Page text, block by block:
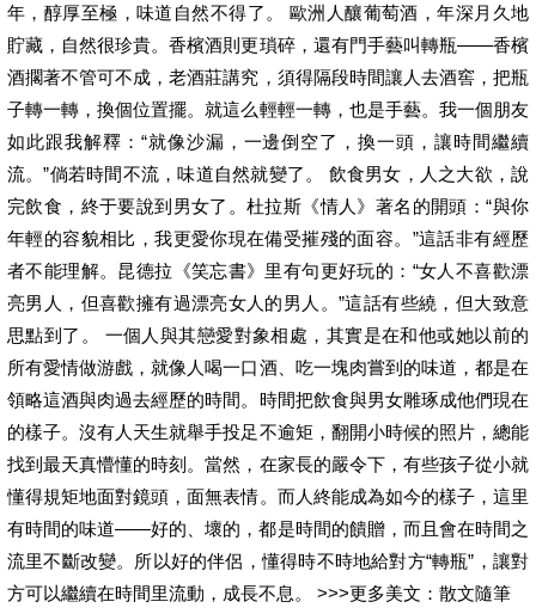
年，醇厚至極，味道自然不得了。 歐洲人釀葡萄酒，年深月久地
貯藏，自然很珍貴。香檳酒則更瑣碎，還有門手藝叫轉瓶——香檳
酒擱著不管可不成，老酒莊講究，須得隔段時間讓人去酒窖，把瓶
子轉一轉，換個位置擺。就這么輕輕一轉，也是手藝。我一個朋友
如此跟我解釋：“就像沙漏，一邊倒空了，換一頭，讓時間繼續
流。”倘若時間不流，味道自然就變了。 飲食男女，人之大欲，說
完飲食，終于要說到男女了。杜拉斯《情人》著名的開頭：“與你
年輕的容貌相比，我更愛你現在備受摧殘的面容。”這話非有經歷
者不能理解。昆德拉《笑忘書》里有句更好玩的：“女人不喜歡漂
亮男人，但喜歡擁有過漂亮女人的男人。”這話有些繞，但大致意
思點到了。 一個人與其戀愛對象相處，其實是在和他或她以前的
所有愛情做游戲，就像人喝一口酒、吃一塊肉嘗到的味道，都是在
領略這酒與肉過去經歷的時間。時間把飲食與男女雕琢成他們現在
的樣子。沒有人天生就舉手投足不逾矩，翻開小時候的照片，總能
找到最天真懵懂的時刻。當然，在家長的嚴令下，有些孩子從小就
懂得規矩地面對鏡頭，面無表情。而人終能成為如今的樣子，這里
有時間的味道——好的、壞的，都是時間的饋贈，而且會在時間之
流里不斷改變。所以好的伴侶，懂得時不時地給對方“轉瓶”，讓對
方可以繼續在時間里流動，成長不息。 >>>更多美文：散文隨筆